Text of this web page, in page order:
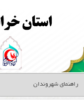
راهنمای شهروندان